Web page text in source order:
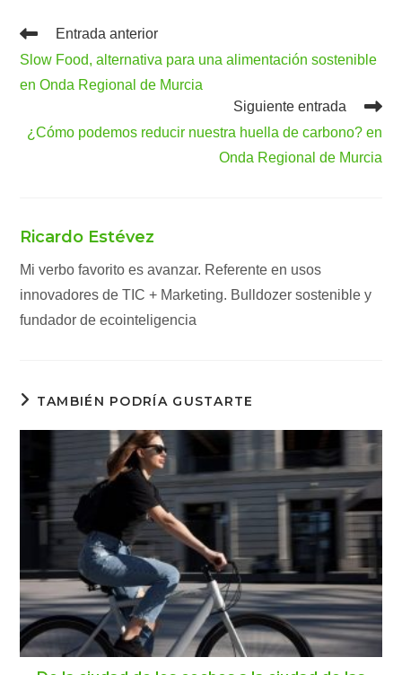
Leer
artículos
Entrada anterior
Slow Food, alternativa para una alimentación sostenible
en Onda Regional de Murcia
Siguiente entrada
¿Cómo podemos reducir nuestra huella de carbono? en
Onda Regional de Murcia
Ricardo Estévez
Mi verbo favorito es avanzar. Referente en usos
innovadores de TIC + Marketing. Bulldozer sostenible y
fundador de ecointeligencia
TAMBIÉN PODRÍA GUSTARTE